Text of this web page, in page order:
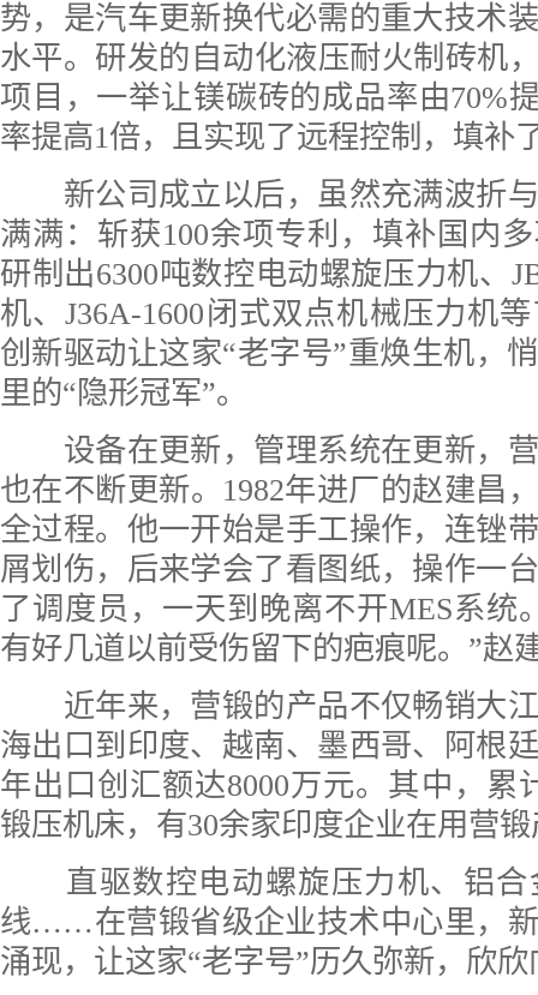
势，是汽车更新换代必需的重大技术
水平。研发的自动化液压耐火制砖机
项目，一举让镁碳砖的成品率由70%
率提高1倍，且实现了远程控制，填补
新公司成立以后，虽然充满波折与
满满：斩获100余项专利，填补国内
研制出6300吨数控电动螺旋压力机、
机、J36A-1600闭式双点机械压力机
创新驱动让这家“老字号”重焕生机，
里的“隐形冠军”。
设备在更新，管理系统在更新，营
也在不断更新。1982年进厂的赵建昌
全过程。他一开始是手工操作，连锉
屑划伤，后来学会了看图纸，操作一
了调度员，一天到晚离不开MES系统
有好几道以前受伤留下的疤痕呢。”赵
近年来，营锻的产品不仅畅销大江
海出口到印度、越南、墨西哥、阿根
年出口创汇额达8000万元。其中，累
锻压机床，有30余家印度企业在用营
直驱数控电动螺旋压力机、铝合
线……在营锻省级企业技术中心里，
涌现，让这家“老字号”历久弥新，欣欣